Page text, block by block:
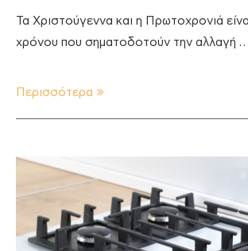
Τα Χριστούγεννα και η Πρωτοχρονιά
χρόνου που σηματοδοτούν την αλλαγή …
Περισσότερα